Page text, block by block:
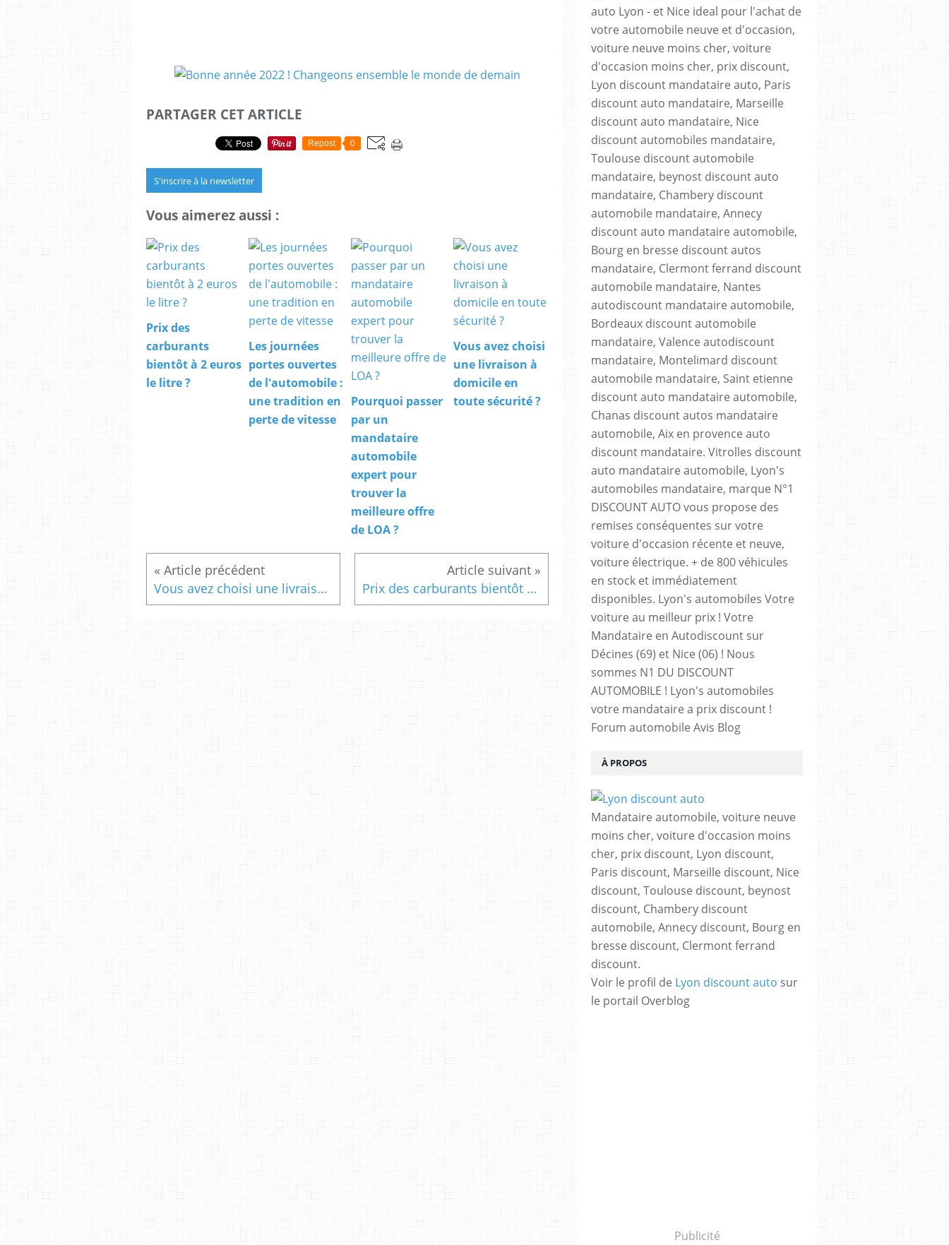
PARTAGER CET ARTICLE
Repost 0
S'inscrire à la newsletter
Vous aimerez aussi :
Prix des
carburants
bientôt à 2 euros
le litre ?
Les journées
portes ouvertes
de l'automobile :
une tradition en
perte de vitesse
Pourquoi passer
par un
mandataire
automobile
expert pour
trouver la
meilleure offre
de LOA ?
Vous avez choisi
une livraison à
domicile en
toute sécurité ?
Vous avez choisi une livraison à domicile en toute sécurité ? Prix des carburants bientôt à 2 euros le litre ?
auto Lyon - et Nice ideal pour l'achat de
votre automobile neuve et d'occasion,
voiture neuve moins cher, voiture
d'occasion moins cher, prix discount,
Lyon discount mandataire auto, Paris
discount auto mandataire, Marseille
discount auto mandataire, Nice
discount automobiles mandataire,
Toulouse discount automobile
mandataire, beynost discount auto
mandataire, Chambery discount
automobile mandataire, Annecy
discount auto mandataire automobile,
Bourg en bresse discount autos
mandataire, Clermont ferrand discount
automobile mandataire, Nantes
autodiscount mandataire automobile,
Bordeaux discount automobile
mandataire, Valence autodiscount
mandataire, Montelimard discount
automobile mandataire, Saint etienne
discount auto mandataire automobile,
Chanas discount autos mandataire
automobile, Aix en provence auto
discount mandataire. Vitrolles discount
auto mandataire automobile, Lyon's
automobiles mandataire, marque N°1
DISCOUNT AUTO vous propose des
remises conséquentes sur votre
voiture d'occasion récente et neuve,
voiture électrique. + de 800 véhicules
en stock et immédiatement
disponibles. Lyon's automobiles Votre
voiture au meilleur prix ! Votre
Mandataire en Autodiscount sur
Décines (69) et Nice (06) ! Nous
sommes N1 DU DISCOUNT
AUTOMOBILE ! Lyon's automobiles
votre mandataire a prix discount !
Forum automobile Avis Blog
À PROPOS
Mandataire automobile, voiture neuve
moins cher, voiture d'occasion moins
cher, prix discount, Lyon discount,
Paris discount, Marseille discount, Nice
discount, Toulouse discount, beynost
discount, Chambery discount
automobile, Annecy discount, Bourg en
bresse discount, Clermont ferrand
discount.
Voir le profil de Lyon discount auto sur
le portail Overblog
Publicité